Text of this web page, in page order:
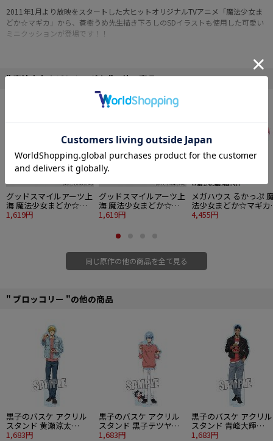
2011年1月より放映をスタートした大ヒットオリジナルTVアニメ「魔法少女ま
どか☆マギカ」から、蒼樹うめ先生描き下ろしのSDイラストも使用した可愛い
ミニクッションが登場です！！
■中身：綿
" 魔法少女まどか☆マギカ "の他の商品
グッドスマイルアーツ上
海 魔法少女まどか☆マ
ギカ Huggy Good Smile
1,619円
グッドスマイルアーツ上
海 魔法少女まどか☆マ
ギカ Huggy Good Smile
1,619円
メガハウス るかっぷ
法少女まどか☆マギカ
鹿目まどか
4,455円
同じ原作の他の商品を全て見る
" ブロッコリー "の他の商品
黒子のバスケ アクリル
スタンド 黄瀬涼太
Strawberry Ver.
1,683円
黒子のバスケ アクリル
スタンド 黒子テツヤ
Strawberry Ver.
1,683円
黒子のバスケ アクリル
スタンド 青峰大輝
Strawberry Ver.
1,683円